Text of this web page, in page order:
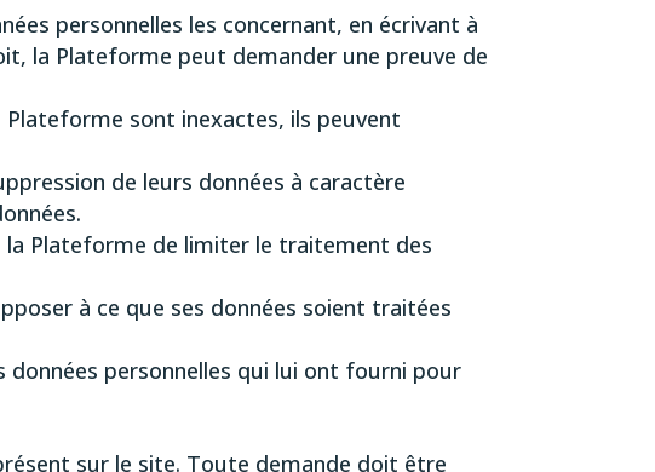
personnelles les concernant, en écrivant à
la Plateforme peut demander une preuve de
sont inexactes, ils peuvent
de leurs données à caractère
Plateforme de limiter le traitement des
à ce que ses données soient traitées
personnelles qui lui ont fourni pour
sur le site. Toute demande doit être